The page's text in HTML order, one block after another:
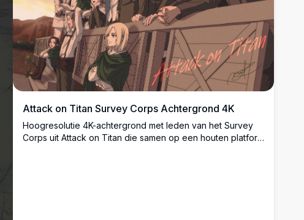
Attack on Titan Survey Corps Achtergrond 4K
Hoogresolutie 4K-achtergrond met leden van het Survey
Corps uit Attack on Titan die samen op een houten platform